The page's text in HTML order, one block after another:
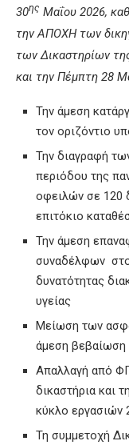
30ης Μαΐου 2026,
την ΑΠΟΧΗ των
των Δικαστηρίων
και την Πέμπτη 28
Την άμεση
τον οριζόντιο
Την διαγραφή
περιόδου της
οφειλών σε 120
επιτόκιο
Την άμεση
συναδέλφων
δυνατότητας
υγείας
Μείωση των
άμεση βεβαίωση
Απαλλαγή από
δικαστήρια και
κύκλο εργασιών
Τη συμμετοχή